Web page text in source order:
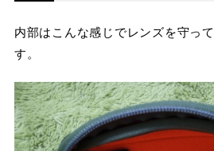
内部はこんな感じでレンズを守っ
す。